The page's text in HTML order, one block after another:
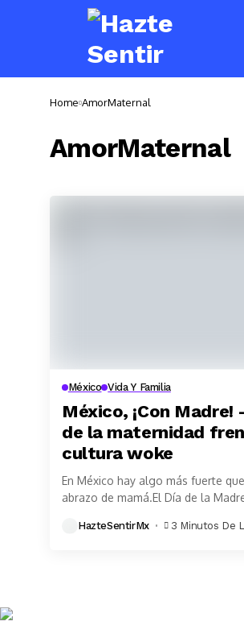
Home AmorMaternal
AmorMaternal
México Vida Y Familia
México, ¡Con
de la maternidad
cultura woke
En México hay algo más fuerte
abrazo de mamá.El Día de la
HazteSentirMx 3 Minutos De